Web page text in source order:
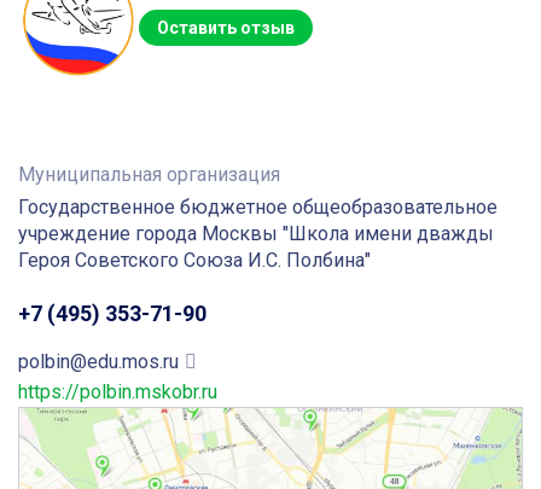
Оставить отзыв
Муниципальная организация
Государственное бюджетное общеобразовательное
учреждение города Москвы "Школа имени дважды
Героя Советского Союза И.С. Полбина"
+7 (495) 353-71-90
polbin@edu.mos.ru
https://polbin.mskobr.ru